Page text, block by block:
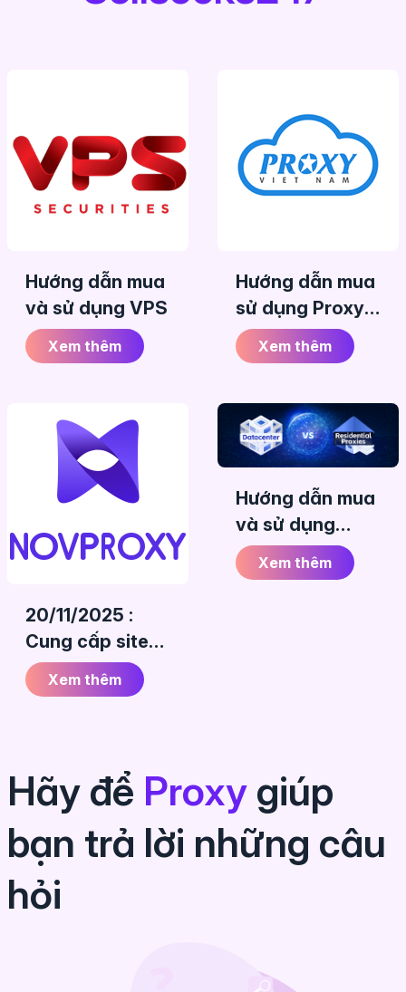
Hướng dẫn mua
và sử dụng VPS
Xem thêm
Hướng dẫn mua
sử dụng Proxy
Việt Nam
Xem thêm
20/11/2025 :
Cung cấp site
mới NovProxy
(GB)
Xem thêm
Hướng dẫn mua
và sử dụng
Proxy nước
ngoài
Xem thêm
Hãy để Proxy giúp
bạn trả lời những câu
hỏi